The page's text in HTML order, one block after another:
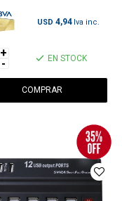
USD 4,94
+
- EN STOCK